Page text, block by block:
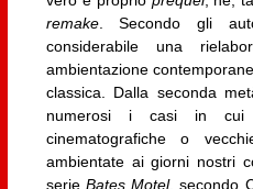
remake. Secondo gli
considerabile una
ambientazione
classica. Dalla seconda
numerosi i casi in cui
cinematografiche o
ambientate ai giorni nostri
serie Bates Motel, secondo